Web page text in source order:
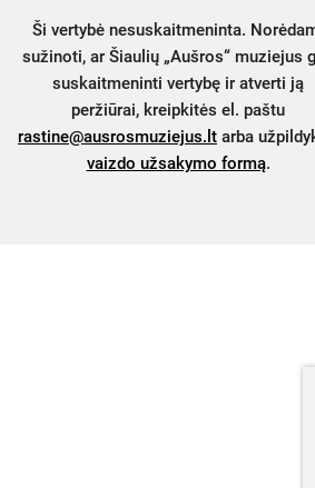
Ši vertybė nesuskaitmeninta.
sužinoti, ar Šiaulių „Aušros“ muziejus
suskaitmeninti vertybę ir atverti ją
peržiūrai, kreipkitės el. paštu
rastine@ausrosmuziejus.lt arba
vaizdo užsakymo formą.